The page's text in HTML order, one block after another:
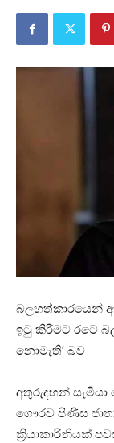
බලහත්කාරයෙන්
ඉටු කිරීමට රටේ
නොමැති’ බව
අතුරුදහන්
ගෞරව පිණිස
ක්‍රියාකාරිනියක්